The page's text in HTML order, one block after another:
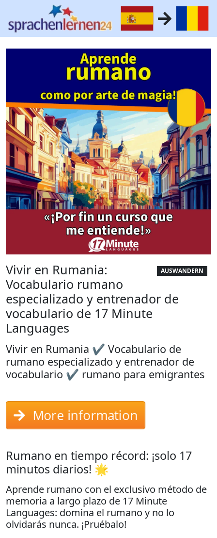
AUSWANDERN
Vivir en Rumania:
Vocabulario rumano
especializado y entrenador de
vocabulario de 17 Minute
Languages
Vivir en Rumania ✔ Vocabulario de
rumano especializado y entrenador de
vocabulario ✔ rumano para emigrantes
More information
Rumano en tiempo récord: ¡solo 17
minutos diarios! 🌟
Aprende rumano con el exclusivo método de
memoria a largo plazo de 17 Minute
Languages: domina el rumano y no lo
olvidarás nunca. ¡Pruébalo!